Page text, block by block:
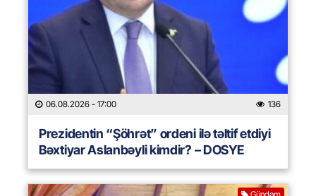
06.08.2026 - 17:00 136
Prezidentin “Şöhrət” ordeni ilə təltif etdiyi
Bəxtiyar Aslanbəyli kimdir? – DOSYE